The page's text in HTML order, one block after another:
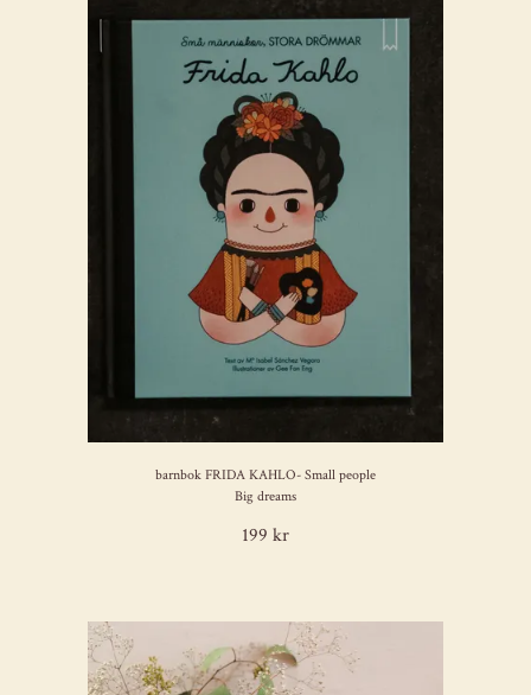
barnbok FRIDA KAHLO- Small people
Big dreams
199 kr